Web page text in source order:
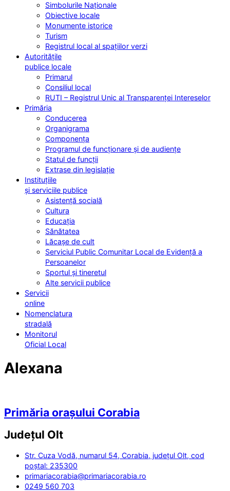
Simbolurile Naționale
Obiective locale
Monumente istorice
Turism
Registrul local al spațiilor verzi
Autoritățile
publice locale
Primarul
Consiliul local
RUTI – Registrul Unic al Transparenței Intereselor
Primăria
Conducerea
Organigrama
Componența
Programul de funcționare și de audiențe
Statul de funcții
Extrase din legislație
Instituțiile
și serviciile publice
Asistență socială
Cultura
Educația
Sănătatea
Lăcașe de cult
Serviciul Public Comunitar Local de Evidență a
Persoanelor
Sportul și tineretul
Alte servicii publice
Servicii
online
Nomenclatura
stradală
Monitorul
Oficial Local
Alexana
Primăria orașului Corabia
Județul Olt
Str. Cuza Vodă, numarul 54, Corabia, județul Olt, cod
poștal: 235300
primariacorabia@primariacorabia.ro
0249 560 703